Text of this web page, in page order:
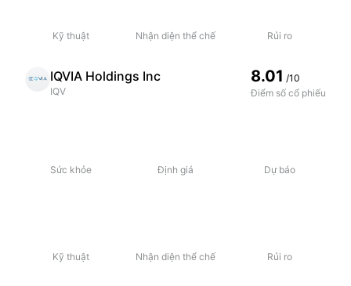
Kỹ thuật Nhận diện thể chế Rủi ro
IQVIA Holdings Inc
IQV
8.01 /10
Điểm số cổ phiếu
Sức khỏe Định giá Dự báo
Kỹ thuật Nhận diện thể chế Rủi ro